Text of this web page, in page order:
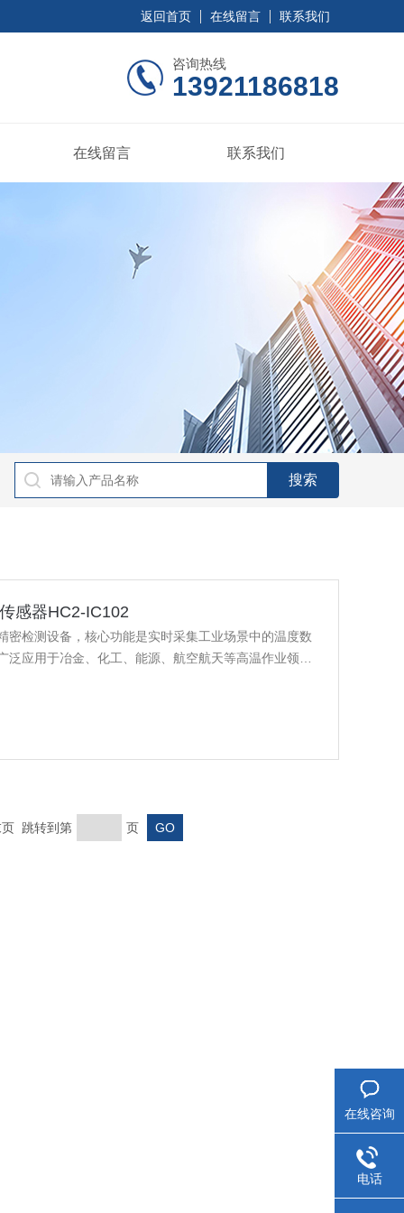
返回首页 在线留言 联系我们
咨询热线
13921186818
在线留言 联系我们
感器HC2-IC102
密检测设备，核心功能是实时采集工业场景中的温度数
泛应用于冶金、化工、能源、航空航天等高温作业领
跳转到第 页
在线咨询
电话